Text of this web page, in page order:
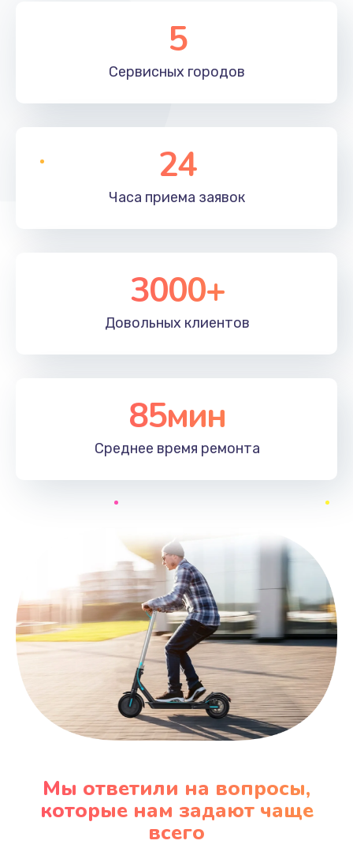
5
Сервисных городов
24
Часа приема заявок
3000+
Довольных клиентов
85мин
Среднее время ремонта
Мы ответили на вопросы,
которые нам задают чаще
всего